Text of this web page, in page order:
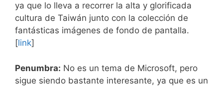
ya que lo lleva a recorrer la alta y glorificada
cultura de Taiwán junto con la colección de
fantásticas imágenes de fondo de pantalla.
[link]
Penumbra: No es un tema de Microsoft, pero
sigue siendo bastante interesante, ya que es un